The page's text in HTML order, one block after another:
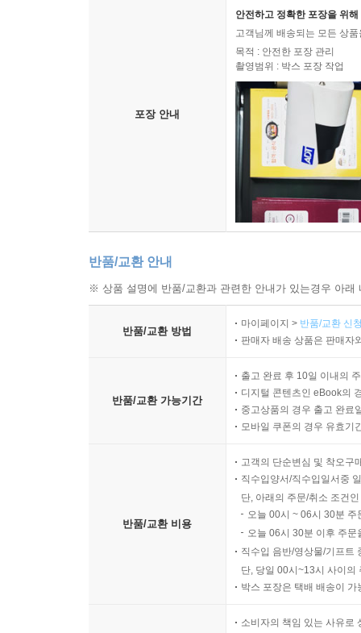
포장 안내
안전하고 정확한 포장을 위
고객님께 배송되는 모든 상
목적 : 안전한 포장 관리
촬영범위 : 박스 포장 작업
반품/교환 안내
※ 상품 설명에 반품/교환과 관련한 안내가 있는경우 아
반품/교환 방법
마이페이지 > 반품/교환 신
판매자 배송 상품은 판매자
반품/교환 가능기간
출고 완료 후 10일 이내의
디지털 콘텐츠인 eBook의
중고상품의 경우 출고 완료
모바일 쿠폰의 경우 유효기
반품/교환 비용
고객의 단순변심 및 착오구
직수입양서/직수입일서중
단, 아래의 주문/취소 조건
오늘 00시 ~ 06시 30분
오늘 06시 30분 이후 주
직수입 음반/영상물/기프트
단, 당일 00시~13시 사이의
박스 포장은 택배 배송이
소비자의 책임 있는 사유로